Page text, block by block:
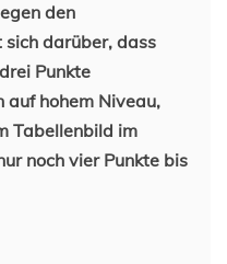
den
darüber, dass
Punkte
auf hohem Niveau,
Tabellenbild im
noch vier Punkte bis